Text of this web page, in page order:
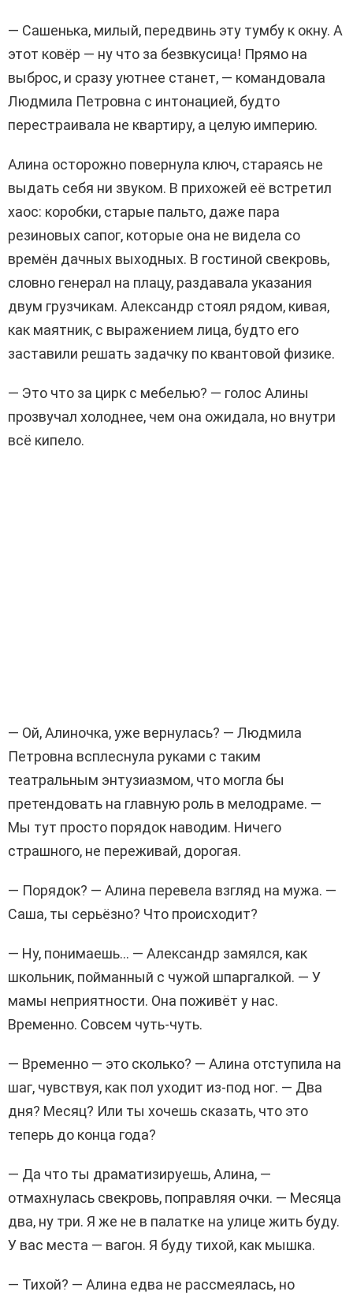
— Сашенька, милый, передвинь эту тумбу к окну. А
этот ковёр — ну что за безвкусица! Прямо на
выброс, и сразу уютнее станет, — командовала
Людмила Петровна с интонацией, будто
перестраивала не квартиру, а целую империю.
Алина осторожно повернула ключ, стараясь не
выдать себя ни звуком. В прихожей её встретил
хаос: коробки, старые пальто, даже пара
резиновых сапог, которые она не видела со
времён дачных выходных. В гостиной свекровь,
словно генерал на плацу, раздавала указания
двум грузчикам. Александр стоял рядом, кивая,
как маятник, с выражением лица, будто его
заставили решать задачку по квантовой физике.
— Это что за цирк с мебелью? — голос Алины
прозвучал холоднее, чем она ожидала, но внутри
всё кипело.
— Ой, Алиночка, уже вернулась? — Людмила
Петровна всплеснула руками с таким
театральным энтузиазмом, что могла бы
претендовать на главную роль в мелодраме. —
Мы тут просто порядок наводим. Ничего
страшного, не переживай, дорогая.
— Порядок? — Алина перевела взгляд на мужа. —
Саша, ты серьёзно? Что происходит?
— Ну, понимаешь… — Александр замялся, как
школьник, пойманный с чужой шпаргалкой. — У
мамы неприятности. Она поживёт у нас.
Временно. Совсем чуть-чуть.
— Временно — это сколько? — Алина отступила на
шаг, чувствуя, как пол уходит из-под ног. — Два
дня? Месяц? Или ты хочешь сказать, что это
теперь до конца года?
— Да что ты драматизируешь, Алина, —
отмахнулась свекровь, поправляя очки. — Месяца
два, ну три. Я же не в палатке на улице жить буду.
У вас места — вагон. Я буду тихой, как мышка.
— Тихой? — Алина едва не рассмеялась, но